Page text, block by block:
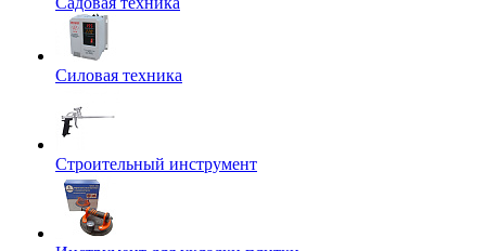
Силовая техника
Строительный инструмент